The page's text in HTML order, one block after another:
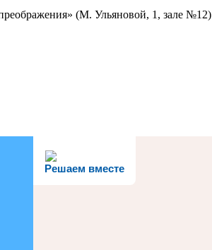
(М. Ульяновой, 1, зале №12)
Решаем вместе